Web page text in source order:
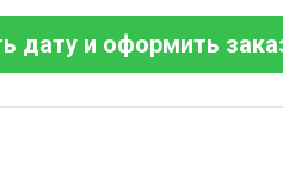
дату и оформить